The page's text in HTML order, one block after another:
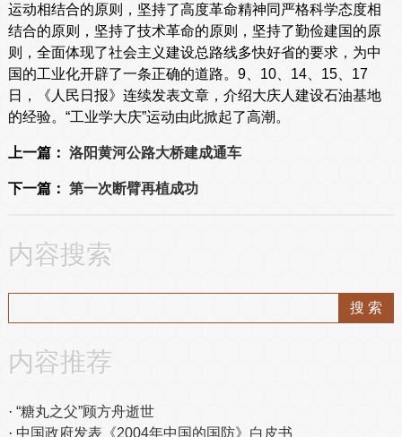
运动相结合的原则，坚持了高度革命精神同严格科学态度相
结合的原则，坚持了技术革命的原则，坚持了勤俭建国的原
则，全面体现了社会主义建设总路线多快好省的要求，为中
国的工业化开辟了一条正确的道路。9、10、14、15、17
日，《人民日报》连续发表文章，介绍大庆人建设石油基地
的经验。“工业学大庆”运动由此掀起了高潮。
上一篇： 洛阳黄河公路大桥建成通车
下一篇： 第一次断臂再植成功
内容搜索
内容推荐
“糖丸之父”顾方舟逝世
中国政府发表《2004年中国的国防》白皮书